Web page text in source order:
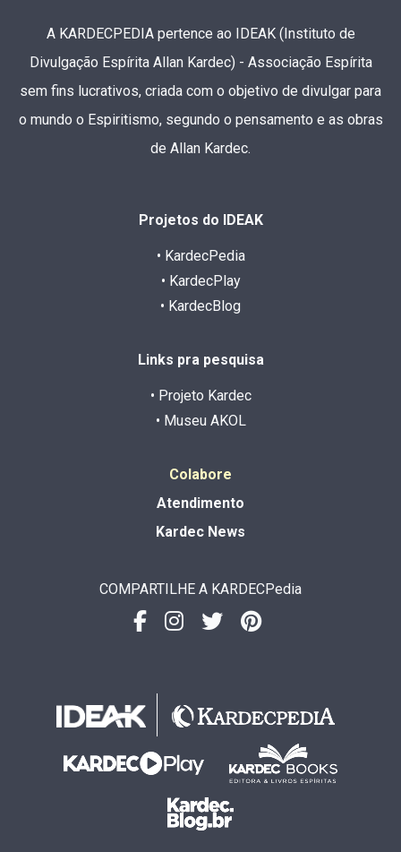
A KARDECPEDIA pertence ao IDEAK (Instituto de
Divulgação Espírita Allan Kardec) - Associação Espírita
sem fins lucrativos, criada com o objetivo de divulgar para
o mundo o Espiritismo, segundo o pensamento e as obras
de Allan Kardec.
Projetos do IDEAK
• KardecPedia
• KardecPlay
• KardecBlog
Links pra pesquisa
• Projeto Kardec
• Museu AKOL
Colabore
Atendimento
Kardec News
COMPARTILHE A KARDECPedia